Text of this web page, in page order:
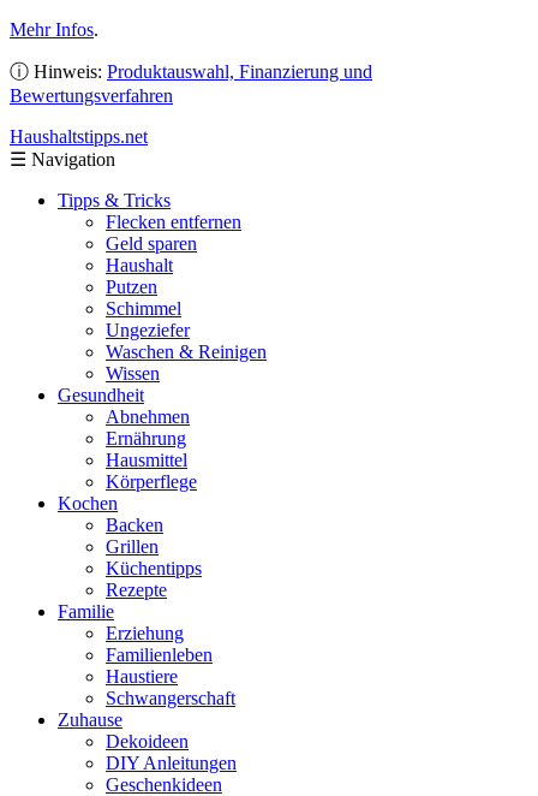
Mehr Infos.
ⓘ Hinweis: Produktauswahl, Finanzierung und
Bewertungsverfahren
Haushaltstipps.net
☰ Navigation
Tipps & Tricks
Flecken entfernen
Geld sparen
Haushalt
Putzen
Schimmel
Ungeziefer
Waschen & Reinigen
Wissen
Gesundheit
Abnehmen
Ernährung
Hausmittel
Körperflege
Kochen
Backen
Grillen
Küchentipps
Rezepte
Familie
Erziehung
Familienleben
Haustiere
Schwangerschaft
Zuhause
Dekoideen
DIY Anleitungen
Geschenkideen